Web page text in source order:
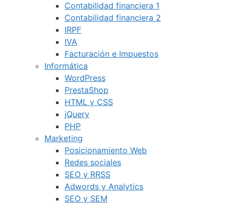
Contabilidad financiera 1
Contabilidad financiera 2
IRPF
IVA
Facturación e Impuestos
Informática
WordPress
PrestaShop
HTML y CSS
jQuery
PHP
Marketing
Posicionamiento Web
Redes sociales
SEO y RRSS
Adwords y Analytics
SEO y SEM